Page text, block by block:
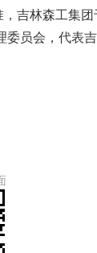
吉林森工集
员会，代表